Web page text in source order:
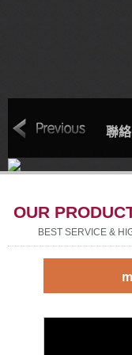
索取專線 聯
OUR
BEST SERVICE &